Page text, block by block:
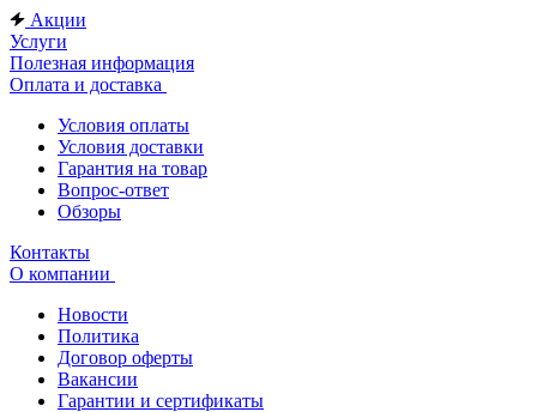
Акции
Услуги
Полезная информация
Оплата и доставка
Условия оплаты
Условия доставки
Гарантия на товар
Вопрос-ответ
Обзоры
Контакты
О компании
Новости
Политика
Договор оферты
Вакансии
Гарантии и сертификаты